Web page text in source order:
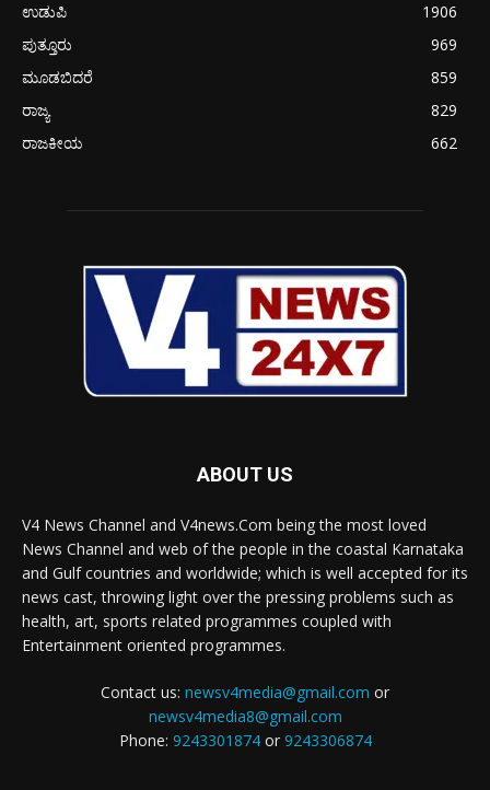
ಉಡುಪಿ
1906
ಪುತ್ತೂರು
969
ಮೂಡಬಿದರೆ
859
ರಾಜ್ಯ
829
ರಾಜಕೀಯ
662
ABOUT US
V4 News Channel and V4news.Com being the most loved
News Channel and web of the people in the coastal Karnataka
and Gulf countries and worldwide; which is well accepted for its
news cast, throwing light over the pressing problems such as
health, art, sports related programmes coupled with
Entertainment oriented programmes.
Contact us: newsv4media@gmail.com or
newsv4media8@gmail.com
Phone: 9243301874or 9243306874